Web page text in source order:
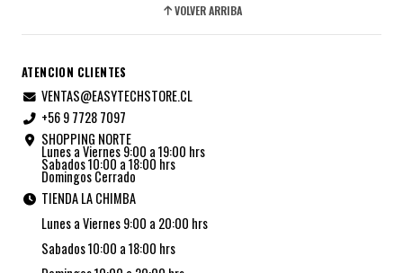
VOLVER ARRIBA
ATENCION CLIENTES
VENTAS@EASYTECHSTORE.CL
+56 9 7728 7097
SHOPPING NORTE
Lunes a Viernes 9:00 a 19:00 hrs
Sabados 10:00 a 18:00 hrs
Domingos Cerrado
TIENDA LA CHIMBA
Lunes a Viernes 9:00 a 20:00 hrs
Sabados 10:00 a 18:00 hrs